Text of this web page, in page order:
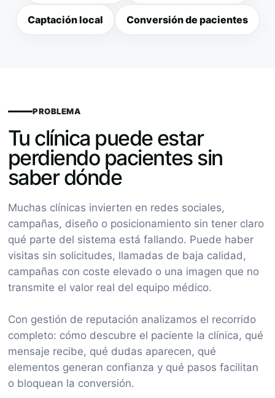
Captación local Conversión de pacientes
PROBLEMA
Tu clínica puede estar
perdiendo pacientes sin
saber dónde
Muchas clínicas invierten en redes sociales,
campañas, diseño o posicionamiento sin tener claro
qué parte del sistema está fallando. Puede haber
visitas sin solicitudes, llamadas de baja calidad,
campañas con coste elevado o una imagen que no
transmite el valor real del equipo médico.
Con gestión de reputación analizamos el recorrido
completo: cómo descubre el paciente la clínica, qué
mensaje recibe, qué dudas aparecen, qué
elementos generan confianza y qué pasos facilitan
o bloquean la conversión.